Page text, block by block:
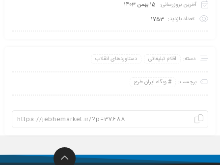
آخرین بروزرسانی: 15 بهمن 1403
تعداد بازدید: 1753
دسته: اقلام تبلیغاتی دستاوردهای انقلاب
برچسب: وبگاه ایران طرح